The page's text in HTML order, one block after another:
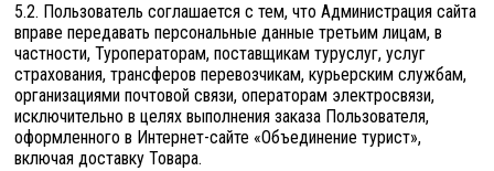
5.2. Пользователь соглашается с тем, что Администрация сайта
вправе передавать персональные данные третьим лицам, в
частности, Туроператорам, поставщикам туруслуг, услуг
страхования, трансферов перевозчикам, курьерским службам,
организациями почтовой связи, операторам электросвязи,
исключительно в целях выполнения заказа Пользователя,
оформленного в Интернет-сайте «Объединение турист»,
включая доставку Товара.